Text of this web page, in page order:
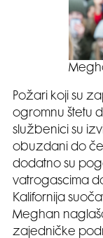
Požari koji su
ogromnu štetu
službenici su
obuzdani do
dodatno su
vatrogascima
Kalifornija
Meghan
zajedničke